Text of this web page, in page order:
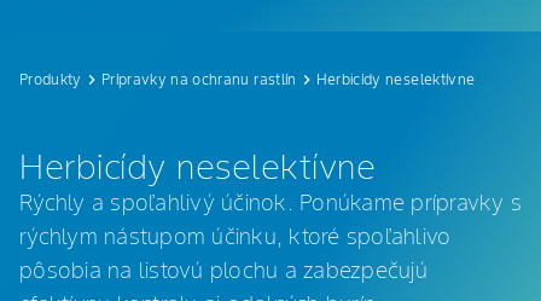
Produkty keyboard_arrow_right Prípravky na ochranu rastlín keyboard_arrow_right Herbicídy neselektívne
Herbicídy neselektívne
Rýchly a spoľahlivý účinok. Ponúkame prípravky s
rýchlym nástupom účinku, ktoré spoľahlivo
pôsobia na listovú plochu a zabezpečujú